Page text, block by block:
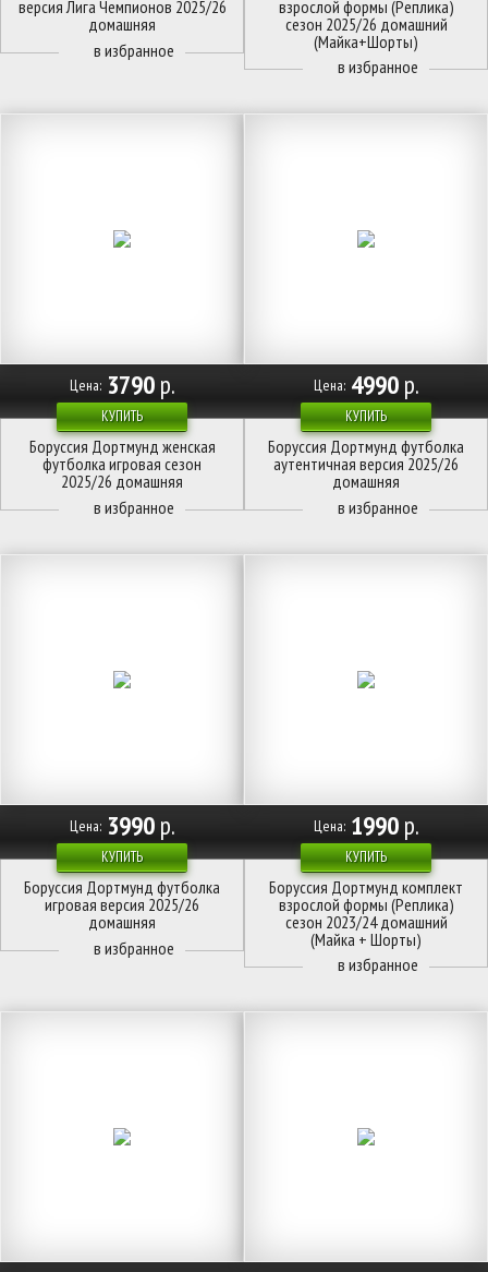
версия Лига Чемпионов 2025/26
домашняя
взрослой формы (Реплика)
сезон 2025/26 домашний
(Майка+Шорты)
КУПИТЬ
Цена: 3790р.
Боруссия Дортмунд женская
футболка игровая сезон
2025/26 домашняя
КУПИТЬ
Цена: 4990р.
Боруссия Дортмунд футболка
аутентичная версия 2025/26
домашняя
КУПИТЬ
Цена: 3990р.
Боруссия Дортмунд футболка
игровая версия 2025/26
домашняя
КУПИТЬ
Цена: 1990р.
Боруссия Дортмунд комплект
взрослой формы (Реплика)
сезон 2023/24 домашний
(Майка + Шорты)